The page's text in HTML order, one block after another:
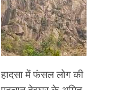
हादसा में फंसल लोग की